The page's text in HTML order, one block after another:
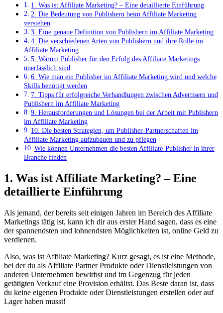
1. Was ist Affiliate Marketing? – Eine detaillierte Einführung
2. Die Bedeutung von Publishern beim Affiliate Marketing
verstehen
3. Eine genaue Definition von Publishern im Affiliate Marketing
4. Die verschiedenen Arten von Publishern und ihre Rolle im
Affiliate Marketing
5. Warum Publisher für den Erfolg des Affiliate Marketings
unerlässlich sind
6. Wie man ein Publisher im Affiliate Marketing wird und welche
Skills benötigt werden
7. Tipps für erfolgreiche Verhandlungen zwischen Advertisern und
Publishern im Affiliate Marketing
9. Herausforderungen und Lösungen bei der Arbeit mit Publishern
im Affiliate Marketing
10. Die besten Strategien, um Publisher-Partnerschaften im
Affiliate Marketing aufzubauen und zu pflegen
Wie können Unternehmen die besten Affiliate-Publisher in⁤ ihrer
Branche finden
1. Was ist Affiliate Marketing? – Eine
detaillierte Einführung
Als jemand, der bereits seit einigen Jahren im Bereich des Affiliate
Marketings tätig ist, kann ich dir aus erster Hand sagen, dass es eine
der spannendsten und lohnendsten Möglichkeiten ist, online Geld zu
verdienen.
Also, was ist Affiliate Marketing? Kurz gesagt, es ist eine Methode,
bei der du als Affiliate Partner Produkte oder Dienstleistungen von
anderen Unternehmen bewirbst und im Gegenzug für jeden
getätigten Verkauf eine Provision erhältst. Das Beste daran ist, dass
du keine eigenen Produkte oder Dienstleistungen erstellen oder auf
Lager haben musst!